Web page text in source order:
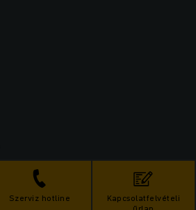
Szerviz hotline
Kapcsolatfelvételi